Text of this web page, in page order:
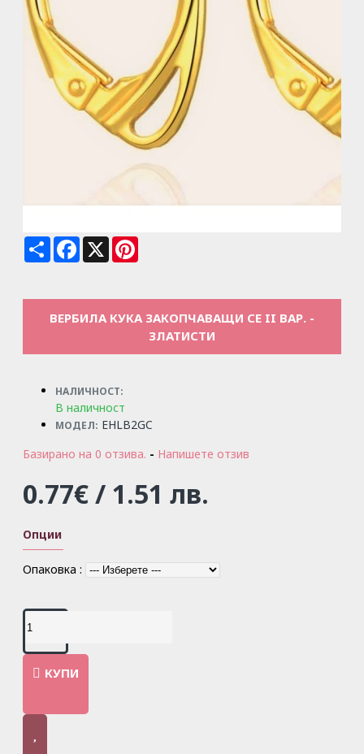
Share Facebook
X
ВЕРБИЛА КУКА ЗАКОПЧАВАЩИ СЕ II ВАР. -
ЗЛАТИСТИ
НАЛИЧНОСТ:
В наличност
МОДЕЛ: EHLB2GC
Базирано на 0 отзива. - Напишете отзив
0.77€ / 1.51 лв.
Опции
Опаковка :
КУПИ